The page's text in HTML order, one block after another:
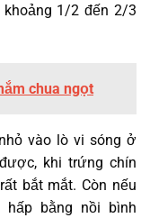
1/2 đến 2/3
chua ngọt
vào lò vi sóng ở
khi trứng chín
bắt mắt. Còn nếu
bằng nồi bình